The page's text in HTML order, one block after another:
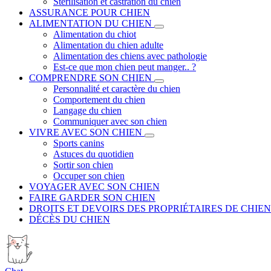
ASSURANCE POUR CHIEN
ALIMENTATION DU CHIEN
Alimentation du chiot
Alimentation du chien adulte
Alimentation des chiens avec pathologie
Est-ce que mon chien peut manger.. ?
COMPRENDRE SON CHIEN
Personnalité et caractère du chien
Comportement du chien
Langage du chien
Communiquer avec son chien
VIVRE AVEC SON CHIEN
Sports canins
Astuces du quotidien
Sortir son chien
Occuper son chien
VOYAGER AVEC SON CHIEN
FAIRE GARDER SON CHIEN
DROITS ET DEVOIRS DES PROPRIÉTAIRES DE CHIEN
DÉCÈS DU CHIEN